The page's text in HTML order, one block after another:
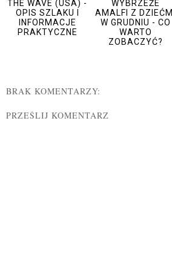
THE WAVE (USA) -
OPIS SZLAKU I
INFORMACJE
PRAKTYCZNE
WYBRZEŻE
AMALFI Z DZIEĆMI
W GRUDNIU - CO
WARTO
ZOBACZYĆ?
BRAK KOMENTARZY:
PRZEŚLIJ KOMENTARZ